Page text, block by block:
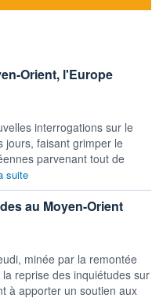
Orient, l'Europe
interrogations sur le
jours, faisant grimper le
parvenant tout de
suite
au Moyen-Orient
minée par la remontée
reprise des inquiétudes sur
à apporter un soutien aux